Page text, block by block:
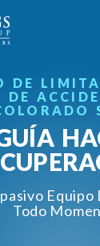
DE
DE
Equipo
Todo